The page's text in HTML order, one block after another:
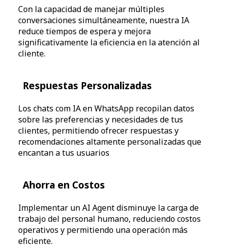
Con la capacidad de manejar múltiples
conversaciones simultáneamente, nuestra IA
reduce tiempos de espera y mejora
significativamente la eficiencia en la atención al
cliente.
Respuestas Personalizadas
Los chats com IA en WhatsApp recopilan datos
sobre las preferencias y necesidades de tus
clientes, permitiendo ofrecer respuestas y
recomendaciones altamente personalizadas que
encantan a tus usuarios
Ahorra en Costos
Implementar un AI Agent disminuye la carga de
trabajo del personal humano, reduciendo costos
operativos y permitiendo una operación más
eficiente.